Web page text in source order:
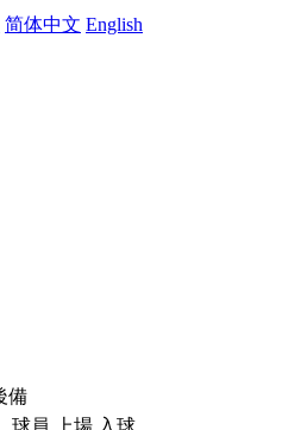
简体中文 English
備
球員 上場 入球